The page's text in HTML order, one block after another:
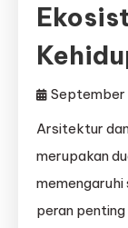
Arsitektur
merupakan
memengaruhi
peran